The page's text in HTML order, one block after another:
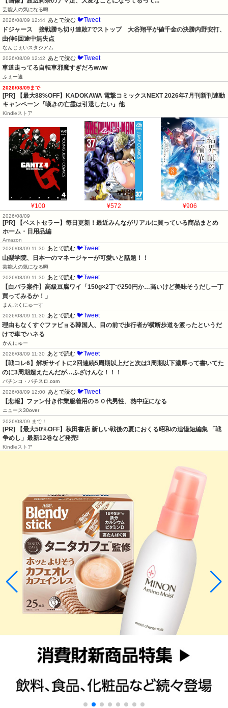
芸能人の気になる噂
2026/08/09 12:44 あとで読む 🐦Tweet
ドジャース　接戦勝ち切り連敗7でストップ　大谷翔平が値千金の決勝内野安打、
由伸6回途中無失点
なんじぇいスタジアム
2026/08/09 12:42
あとで読む 🐦Tweet
車道走ってる自転車邪魔すぎだろwww
ふぇー速
2026/08/09まで
[PR] 【最大88%OFF】KADOKAWA 電撃コミックスNEXT 2026年7月刊新刊連動
キャンペーン『嘆きの亡霊は引退したい』他
Kindleストア
¥100 ¥572 ¥906
2026/08/09
[PR] 【ベストセラー】毎日更新！最近みんながリアルに買っている商品まとめ
ホーム・日用品編
Amazon
2026/08/09 11:30
あとで読む 🐦Tweet
山梨学院、日本一のマネージャーが可愛いと話題！！
芸能人の気になる噂
2026/08/09 11:30
あとで読む 🐦Tweet
【白バラ案件】高級豆腐ワイ「150g×2丁で250円か…高いけど美味そうだし一丁
買ってみるか！」
まんぷくにゅーす
2026/08/09 11:30
あとで読む 🐦Tweet
理由もなくすぐファビョる韓国人、目の前で歩行者が横断歩道を渡ったというだ
けで車でハネる
かんにゅー
2026/08/09 11:30
あとで読む 🐦Tweet
【戦コレ6】解析サイトに2回連続5周期以上だと次は3周期以下濃厚って書いてた
のに3周期超えたんだが…ふざけんな！！！
パチンコ・パチスロ.com
2026/08/09 12:00
あとで読む 🐦Tweet
【悲報】ファン付き作業服着用の５０代男性、熱中症になる
ニュース30over
2026/08/09 まで！
[PR] 【最大50%OFF】秋田書店 新しい戦後の夏におくる昭和の追憶短編集 「戦
争めし」最新12巻など発売!
Kindleストア